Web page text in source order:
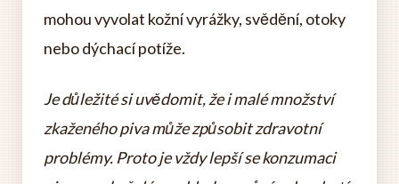
mohou vyvolat kožní vyrážky, svědění, otoky
nebo dýchací potíže.
Je důležité si uvědomit, že i malé množství
zkaženého piva může způsobit zdravotní
problémy. Proto je vždy lepší se konzumaci